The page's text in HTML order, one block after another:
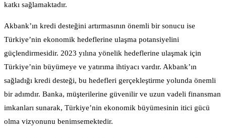
katkı sağlamaktadır.
Akbank’ın kredi desteğini artırmasının önemli bir sonucu ise
Türkiye’nin ekonomik hedeflerine ulaşma potansiyelini
güçlendirmesidir. 2023 yılına yönelik hedeflerine ulaşmak için
Türkiye’nin büyümeye ve yatırıma ihtiyacı vardır. Akbank’ın
sağladığı kredi desteği, bu hedefleri gerçekleştirme yolunda önemli
bir adımdır. Banka, müşterilerine güvenilir ve uzun vadeli finansman
imkanları sunarak, Türkiye’nin ekonomik büyümesinin itici gücü
olma vizyonunu benimsemektedir.